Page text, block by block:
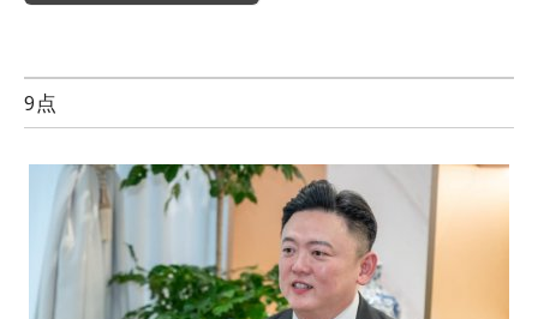
9点